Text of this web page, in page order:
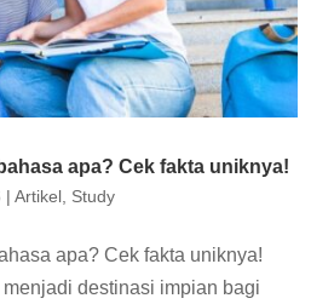
apa? Cek fakta uniknya!
|Artikel Study
apa? Cek fakta uniknya!
destinasi impian bagi